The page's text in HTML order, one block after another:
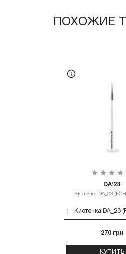
ПОХОЖИЕ
DA'23
Кисточка DA_23
270 грн
КУПИТЬ